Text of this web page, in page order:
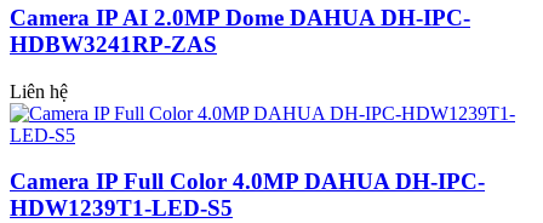
Camera IP AI 2.0MP Dome DAHUA DH-IPC-
HDBW3241RP-ZAS
Liên hệ
Camera IP Full Color 4.0MP DAHUA DH-IPC-
HDW1239T1-LED-S5